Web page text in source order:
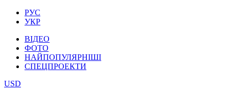
РУС
УКР
ВІДЕО
ФОТО
НАЙПОПУЛЯРНІШІ
СПЕЦПРОЕКТИ
USD